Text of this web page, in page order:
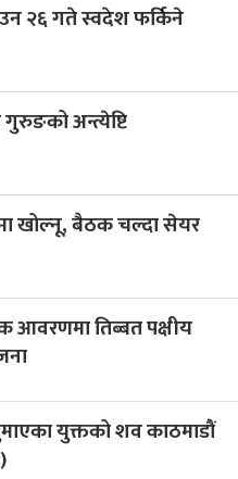
२६ गते स्वदेश फर्किने
गुरुङको अन्त्येष्टि
खोल्नू, बैठक चल्दा सेयर
आवरणमा तिब्बत पक्षीय
युक्तको शव काठमाडौं